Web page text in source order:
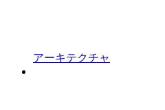
アーキテクチャ